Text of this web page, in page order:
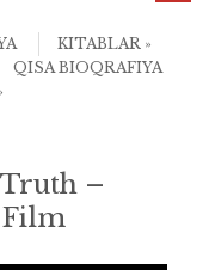
KITABLAR
QISA BIOQRAFIYA
–